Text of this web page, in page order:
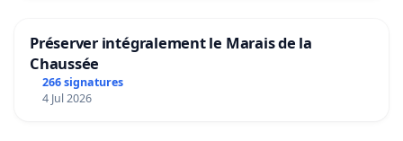
Préserver intégralement le Marais de la
Chaussée
266 signatures
4 Jul 2026